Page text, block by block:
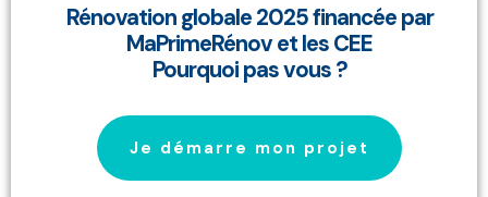
Rénovation globale 2025 financée par
MaPrimeRénov et les CEE
Pourquoi pas vous ?
Je démarre mon projet